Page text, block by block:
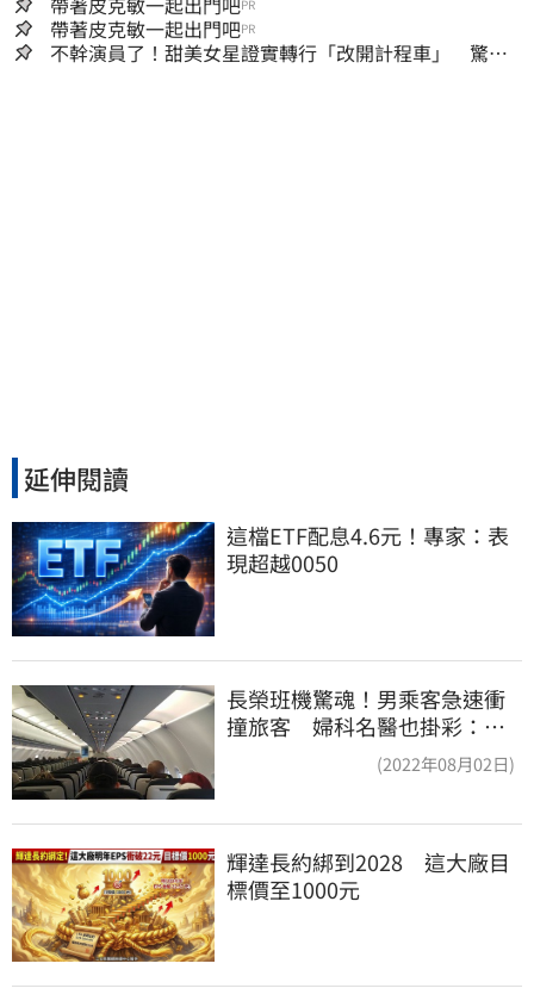
PR
帶著皮克敏一起出門吧PR
不幹演員了！甜美女星證實轉行「改開計程車」 驚人
延伸閱讀
這檔ETF配息4.6元！專家：表
現超越0050
長榮班機驚魂！男乘客急速衝
撞旅客 婦科名醫也掛彩：全
(2022年08月02日)
輝達長約綁到2028　這大廠目
標價至1000元